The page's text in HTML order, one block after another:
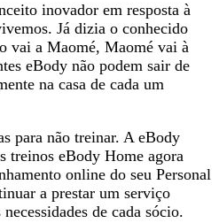
inovador em resposta à
Já dizia o conhecido
vai a Maomé, Maomé vai à
eBody não podem sair de
na casa de cada um
para não treinar. A eBody
treinos eBody Home agora
online do seu Personal
a prestar um serviço
de cada sócio.